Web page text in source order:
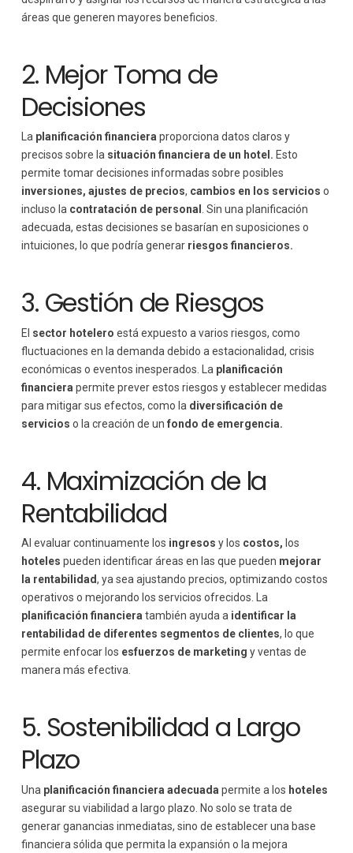
áreas que generen mayores beneficios.
2. Mejor Toma de
Decisiones
La planificación financiera proporciona datos claros y
precisos sobre la situación financiera de un hotel. Esto
permite tomar decisiones informadas sobre posibles
inversiones, ajustes de precios, cambios en los servicios o
incluso la contratación de personal . Sin una planificación
adecuada, estas decisiones se basarían en suposiciones o
intuiciones, lo que podría generar riesgos financieros.
3. Gestión de Riesgos
El sector hotelero está expuesto a varios riesgos, como
fluctuaciones en la demanda debido a estacionalidad, crisis
económicas o eventos inesperados. La planificación
financiera permite prever estos riesgos y establecer medidas
para mitigar sus efectos, como la diversificación de
servicios o la creación de un fondo de emergencia.
4. Maximización de la
Rentabilidad
Al evaluar continuamente los ingresos y los costos, los
hoteles pueden identificar áreas en las que pueden mejorar
la rentabilidad, ya sea ajustando precios, optimizando costos
operativos o mejorando los servicios ofrecidos. La
planificación financiera también ayuda a identificar la
rentabilidad de diferentes segmentos de clientes, lo que
permite enfocar los esfuerzos de marketing y ventas de
manera más efectiva.
5. Sostenibilidad a Largo
Plazo
Una planificación financiera adecuada permite a los hoteles
asegurar su viabilidad a largo plazo. No solo se trata de
generar ganancias inmediatas, sino de establecer una base
financiera sólida que permita la expansión o la mejora